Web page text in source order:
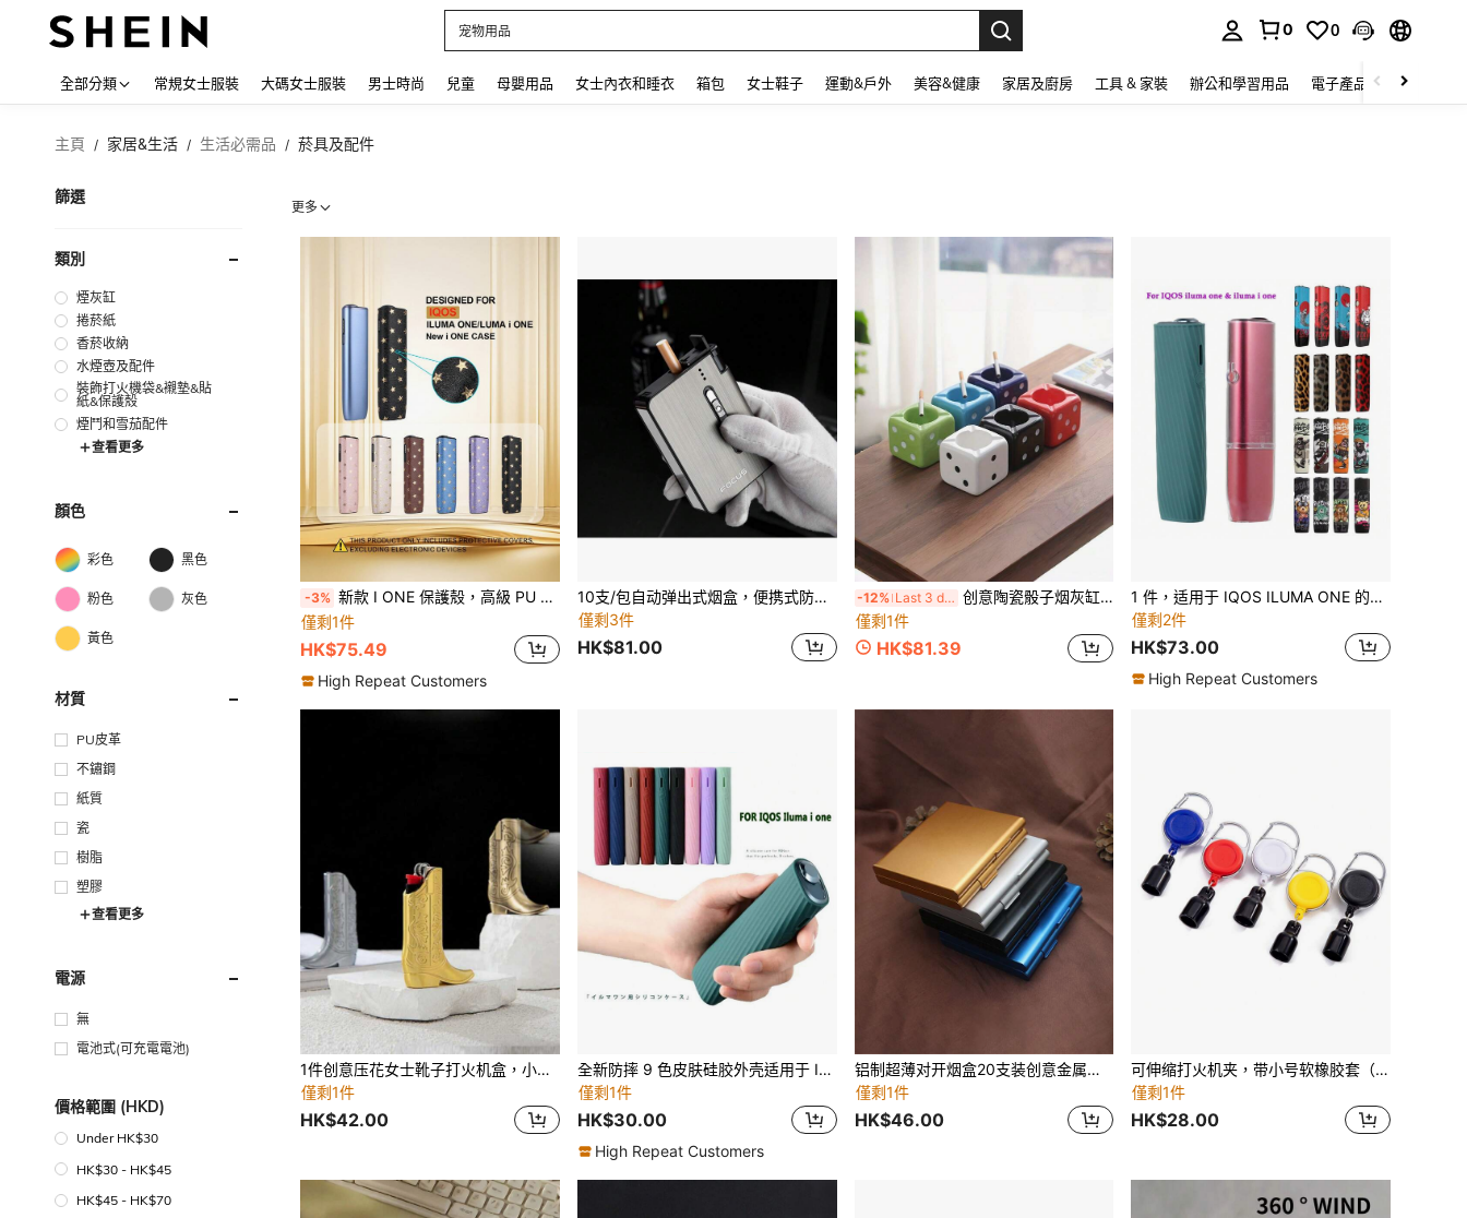
占卜
0 0
全部分類 常規女士服裝 大碼女士服裝 男士時尚 兒童 母嬰用品 女士內衣和睡衣 箱包 女士鞋子 運動&戶外 美容&健康 家居及廚房 工具 & 家裝 辦公和學習用品 電子產品 玩具
主頁 / 家居&生活 / 生活必需品 / 菸具及配件
篩選
類別
煙灰缸
捲菸紙
香菸收納
水煙壺及配件
裝飾打火機袋&襯墊&貼
紙&保護殼
煙鬥和雪茄配件
查看更多
顏色
彩色 黑色
粉色 灰色
黃色
材質
PU皮革
不鏽鋼
紙質
瓷
樹脂
塑膠
查看更多
電源
無
電池式(可充電電池)
價格範圍 (HKD)
Under HK$30
HK$30 - HK$45
HK$45 - HK$70
更多
-3% 新款 I ONE 保護殼，高級 PU 與 PC 皮革材質，觸感柔軟，防摔、防指紋、耐磨、防刮，全覆蓋設計，精準開孔對應實機，圖案設計，時尚百搭，極簡風格，獨特個性化，多色可選，情侶款，小眾設計，輕量化，裸手感，攜帶方便，易清潔，防污，附包裝盒，適合送禮
僅剩1件
HK$75.49
High Repeat Customers
10支/包自动弹出式烟盒，便携式防潮抗压烟盒带打火机
僅剩3件
HK$81.00
-12% Last 3 days 创意陶瓷骰子烟灰缸，骰子造型，适用于家居、客厅、办公室装饰、大型食品摊位、烧烤餐厅、宴会桌等场所，亦可作为娱乐骰子烟灰缸使用，现代时尚家居装饰礼品。
僅剩1件
HK$81.39
1 件，适用于 IQOS ILUMA ONE 的多色保护套，适用于 IQOS Iluma I One 的彩色防滑斜纹布配件硅胶/皮革/PC 材料，礼品包装袋礼品包装袋
僅剩2件
HK$73.00
High Repeat Customers
1件创意压花女士靴子打火机盒，小巧收纳，靴子配件，装饰支架，压花设计，高品质工艺，时尚金属材质，保护盒，便携式支架，优雅时尚，女士必备。
僅剩1件
HK$42.00
全新防摔 9 色皮肤硅胶外壳适用于 IQOS ILUMA ONE 保护套适用于 Iluam I One 配件
僅剩1件
HK$30.00
High Repeat Customers
铝制超薄对开烟盒20支装创意金属时尚双层烟盒
僅剩1件
HK$46.00
可伸缩打火机夹，带小号软橡胶套（17毫米），适用于打火机、钢笔、口红等
僅剩1件
HK$28.00